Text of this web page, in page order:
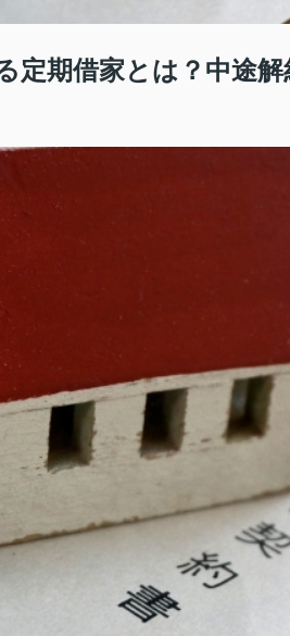
定期借家とは？中途